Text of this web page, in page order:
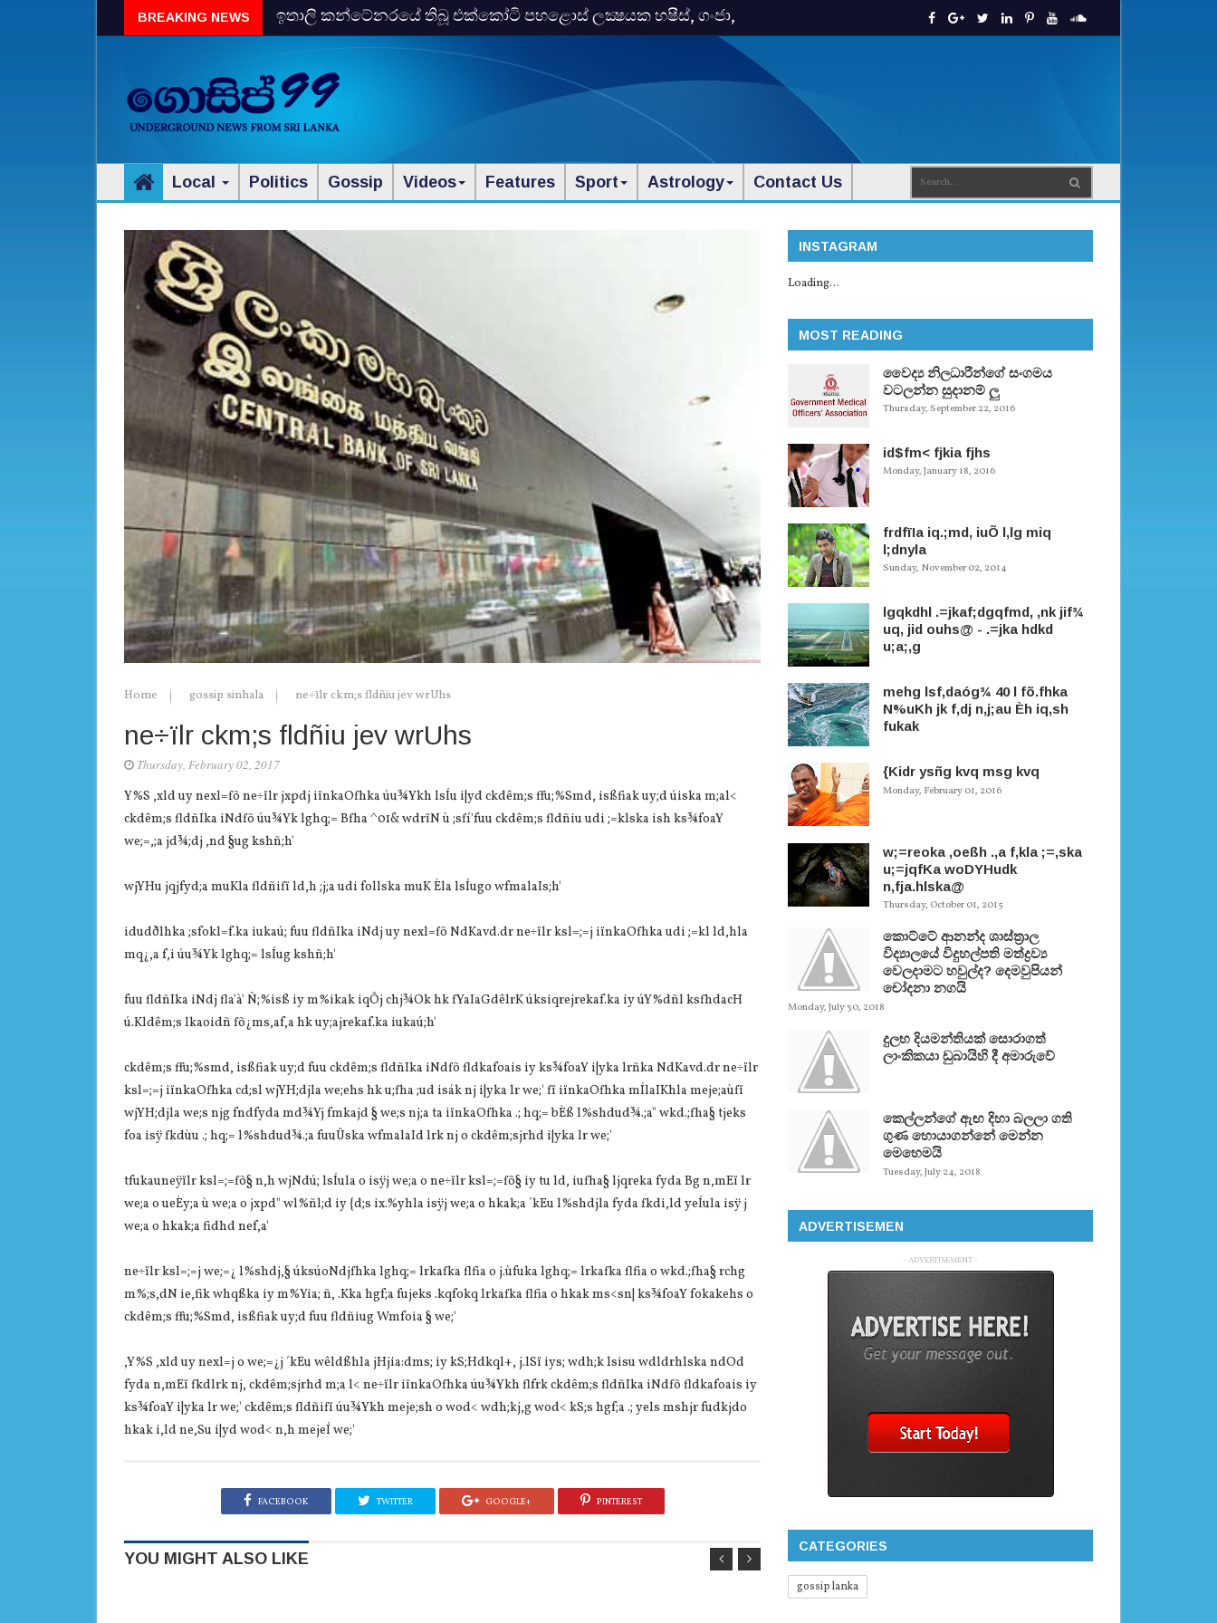
BREAKING NEWS
ඉතාලි කන්ටේනරයේ තිබූ එක්‌කෝටි පහළොස්‌ ලක්‍ෂයක හෂීස්‌, ගංජා,
Local Politics Gossip Videos Features Sport Astrology Contact Us
Home gossip sinhala ne÷ïlr ckm;s fldñiu jev wrUhs
ne÷ïlr ckm;s fldñiu jev wrUhs
Thursday, February 02, 2017
Y%S ,xld uy nexl=fõ ne÷ïlr jxpdj iïnkaOfhka úu¾Ykh lsÍu i|yd ckdêm;s ffu;%Smd, isßfiak uy;d úiska m;al<
ckdêm;s fldñIka iNdfõ úu¾Yk lghq;= Bfha ^01& wdrïN ù ;sfí'fuu ckdêm;s fldñiu udi ;=klska ish ks¾foaY
we;=,;a jd¾;dj ,nd §ug kshñ;h'
wjYHu jqjfyd;a muKla‌ fldñifï ld,h ;j;a udi follska muK Èla‌ lsÍugo wfmala‌Is;h'
idudðlhka ;sfokl=f.ka iukaú; fuu fldñIka iNdj uy nexl=fõ NdKa‌vd.dr ne÷ïlr ksl=;=j iïnkaOfhka udi ;=kl ld,hla‌
mq¿,a f,i úu¾Yk lghq;= lsÍug kshñ;h'
fuu fldñIka iNdj fla'à' Ñ;%isß iy m%ikak iqÔj chj¾Ok hk fYaIaGdêlrK úksiqrejrekaf.ka iy úY%dñl ksfhdacH
ú.Kldêm;s lkaoidñ fõ¿ms,af,a hk uy;ajrekaf.ka iukaú;h'
ckdêm;s ffu;%smd, isßfiak uy;d fuu ckdêm;s fldñIka iNdfõ fldkafoais iy ks¾foaY i|yka lrñka NdKa‌vd.dr ne÷ïlr
ksl=;=j iïnkaOfhka cd;sl wjYH;djla‌ we;ehs hk u;fha ;ud isák nj i|yka lr we;' fï iïnkaOfhka mÍla‌IKhla‌ meje;aùfï
wjYH;djla‌ we;s njg fndfyda md¾Yj fmkajd § we;s nj;a ta iïnkaOfhka .; hq;= bÈß l%shdud¾.;a" wkd.;fha§ tjeks
foa isÿ fkdùu .; hq;= l%shdud¾.;a fuuÛska wfmala‌Id lrk nj o ckdêm;sjrhd i|yka lr we;'
tfukauneÿïlr ksl=;=fõ§ n,h wjNdú; lsÍula‌ o isÿj we;a o ne÷ïlr ksl=;=fõ§ iy tu ld, iufha§ ljqreka fyda Bg n,mEï lr
we;a o ueÈy;a ù we;a o jxpd" wl%ñl;d iy {d;s ix.%yhla‌ isÿj we;a o hkak;a ´kEu l%shdjla‌ fyda fkdi,ld yeÍula‌ isÿ j
we;a o hkak;a fidhd nef,a'
ne÷ïlr ksl=;=j we;=¿ l%shdj,§ úksúoNdjfhka lghq;= lrkafka flfia o j.ùfuka lghq;= lrkafka flfia o wkd.;fha§ rchg
m%;s,dN ie,fik whqßka iy m%Yia‌; ñ, .Kka hgf;a fujeks .kqfokq lrkafka flfia o hkak ms<sn| ks¾foaY fokakehs o
ckdêm;s ffu;%Smd, isßfiak uy;d fuu fldñiug Wmfoia‌ § we;'
,Y%S ,xld uy nexl=j o we;=¿j ´kEu wêldßhla‌ jHjia‌:dms; iy kS;Hdkql+, j.lSï iys; wdh;k lsisu wdldrhlska ndOd
fyda n,mEï fkdlrk nj, ckdêm;sjrhd m;a l< ne÷ïlr iïnkaOfhka úu¾Ykh flfrk ckdêm;s fldñIka iNdfõ fldkafoais iy
ks¾foaY i|yka lr we;' ckdêm;s fldñifï úu¾Ykh meje;sh o wod< wdh;kj,g wod< kS;s hgf;a .; yels mshjr fudkjdo
hkak i,ld ne,Su i|yd wod< n,h mejeÍ we;'
FACEBOOK TWITTER GOOGLE+ PINTEREST
YOU MIGHT ALSO LIKE
INSTAGRAM
Loading...
MOST READING
වෛද්‍ය නිලධාරීන්ගේ සංගමය
වටලන්න සුදානම් ලු
Thursday, September 22, 2016
id$fm< fjkia fjhs
Monday, January 18, 2016
frdfïIa iq.;md, iuÕ l,lg miq
l;dnyla
Sunday, November 02, 2014
lgqkdhl .=jkaf;dgqfmd, ,nk jif¾
uq, jid ouhs@ - .=jka hdkd
u;a;,g
mehg lsf,daóg¾ 40 l fõ.fhka
N%uKh jk f,dj n,j;au Èh iq,sh
fukak
{Kidr ysñg kvq msg kvq
Monday, February 01, 2016
w;=reoka ,oeßh .,a f,kla ;=,ska
u;=jqfKa woDYHudk
n,fja.hlska@
Thursday, October 01, 2015
කොට්ටේ ආනන්ද ශාස්ත‍්‍රාල
විද්‍යාලයේ විදුහල්පති මත්ද්‍රව්‍ය
වෙලදාමට හවුල්ද? දෙමවුපියන්
චෝදනා නගයි
Monday, July 30, 2018
දුලභ දියමන්තියක් සොරාගත්
ලාංකිකයා ඩුබායිහි දී අමාරුවේ
කෙල්ලන්ගේ ඇඟ දිහා බලලා ගති
ගුණ හොයාගන්නේ මෙන්න
මෙහෙමයි
Tuesday, July 24, 2018
ADVERTISEMEN
- ADVERTISEMENT -
CATEGORIES
gossip lanka